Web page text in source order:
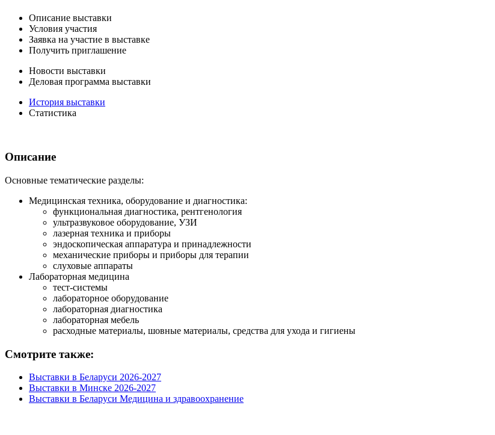
Описание выставки
Условия участия
Заявка на участие в выставке
Получить приглашение
Новости выставки
Деловая программа выставки
История выставки
Статистика
Описание
Основные тематические разделы:
Медицинская техника, оборудование и диагностика:
функциональная диагностика, рентгенология
ультразвуковое оборудование, УЗИ
лазерная техника и приборы
эндоскопическая аппаратура и принадлежности
механические приборы и приборы для терапии
слуховые аппараты
Лабораторная медицина
тест-системы
лабораторное оборудование
лабораторная диагностика
лабораторная мебель
расходные материалы, шовные материалы, средства для ухода и гигиены
Смотрите также:
Выставки в Беларуси 2026-2027
Выставки в Минске 2026-2027
Выставки в Беларуси Медицина и здравоохранение